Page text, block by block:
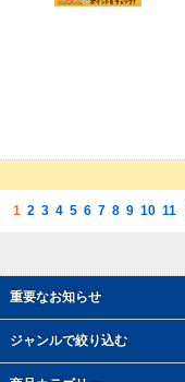
重要なお知らせ
ジャンルで絞り込む
1 2 3 4 5 6 7 8 9 10 11